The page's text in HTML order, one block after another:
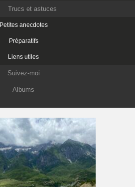
Trucs et astuces
Petites anecdotes
Préparatifs
Liens utiles
Suivez-moi
Albums